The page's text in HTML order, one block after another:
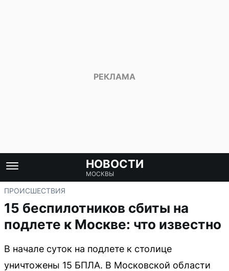
НОВОСТИ
МОСКВЫ
ПРОИСШЕСТВИЯ
15 беспилотников сбиты на
подлете к Москве: что известно
В начале суток на подлете к столице
уничтожены 15 БПЛА. В Московской области